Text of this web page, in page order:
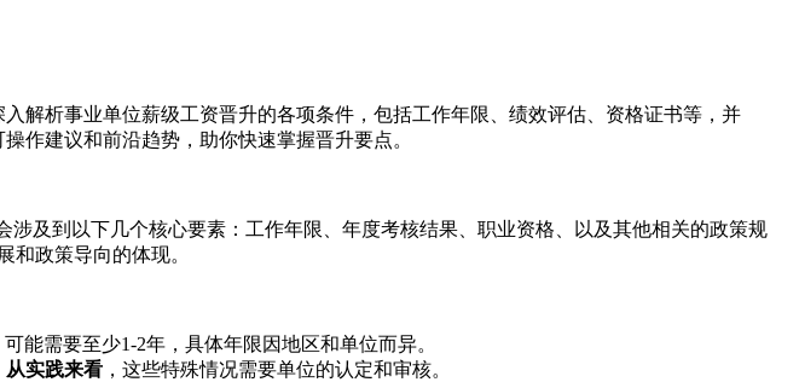
解析事业单位薪级工资晋升的各项条件，包括工作年限、绩效评估、资格证书等，并
作建议和前沿趋势，助你快速掌握晋升要点。
及到以下几个核心要素：工作年限、年度考核结果、职业资格、以及其他相关的政策规
和政策导向的体现。
能需要至少1-2年，具体年限因地区和单位而异。
从实践来看 ，这些特殊情况需要单位的认定和审核。